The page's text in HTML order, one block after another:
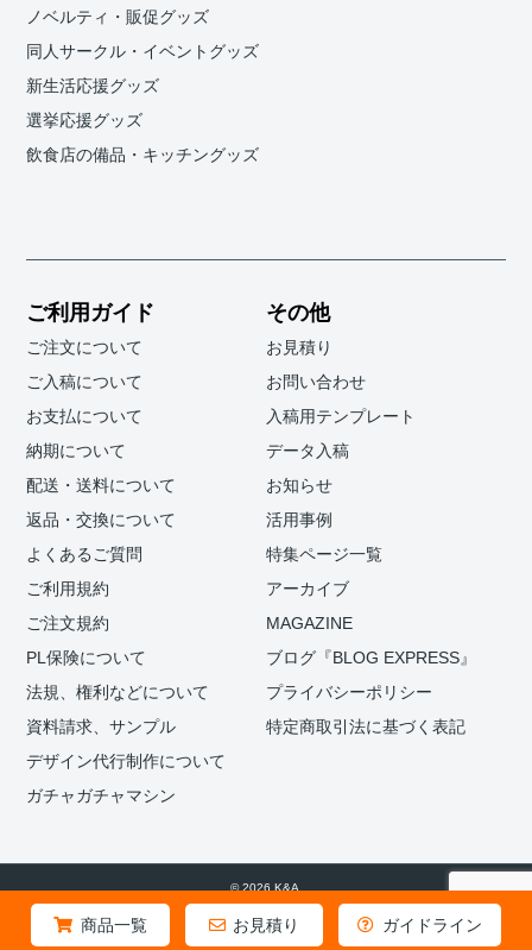
商品一覧 お見積り ガイドライン
ノベルティ・販促グッズ
同人サークル・イベントグッズ
新生活応援グッズ
選挙応援グッズ
飲食店の備品・キッチングッズ
ご利用ガイド
ご注文について
ご入稿について
お支払について
納期について
配送・送料について
返品・交換について
よくあるご質問
ご利用規約
ご注文規約
PL保険について
法規、権利などについて
資料請求、サンプル
デザイン代行制作について
ガチャガチャマシン
その他
お見積り
お問い合わせ
入稿用テンプレート
データ入稿
お知らせ
活用事例
特集ページ一覧
アーカイブ
MAGAZINE
ブログ『BLOG EXPRESS』
プライバシーポリシー
特定商取引法に基づく表記
© 2026 K&A.